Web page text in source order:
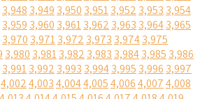
3,948 3,949 3,950 3,9513,952 3,953 3,954
3,959 3,960 3,9613,962 3,963 3,9643,965
3,970 3,9713,972 3,973 3,9743,975
3,980 3,9813,982 3,983 3,9843,985 3,986
3,9913,992 3,993 3,9943,995 3,996 3,997
4,0024,0034,0044,0054,0064,0074,008